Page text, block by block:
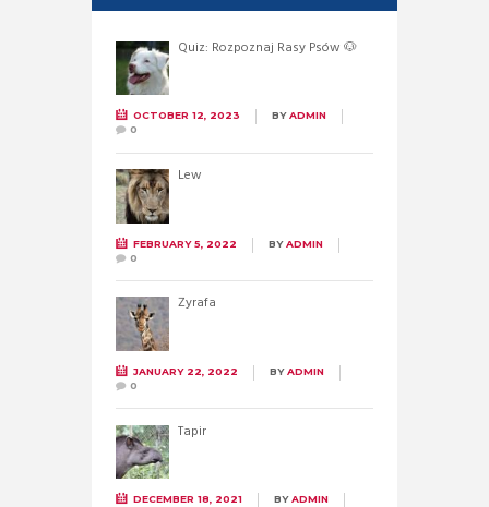
Quiz: Rozpoznaj Rasy Psów 🐶
OCTOBER 12, 2023 BYADMIN
0
Lew
FEBRUARY 5, 2022 BYADMIN
0
Żyrafa
JANUARY 22, 2022 BYADMIN
0
Tapir
DECEMBER 18, 2021 BYADMIN